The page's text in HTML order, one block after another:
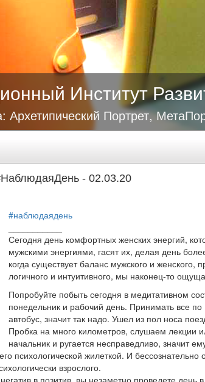
Институт
Архетипический Портрет,
- 02.03.20
#наблюдаядень
Сегодня день комфортных женских энергий,
мужскими энергиями, гасят их, делая день
когда существует баланс мужского и женского,
логичного и интуитивного, мы наконец-то
Попробуйте побыть сегодня в медитативном
понедельник и рабочий день. Принимать все
автобус, значит так надо. Ушел из пол носа
Пробка на много километров, слушаем лекции
начальник и ругается несправедливо, значит
психологической жилеткой. И бессознательно
взрослого.
в позитив, вы незаметно проведете день